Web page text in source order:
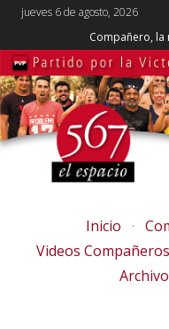
jueves 6 de agosto, 2026
Compañero, la
Inicio
Videos Compañeros